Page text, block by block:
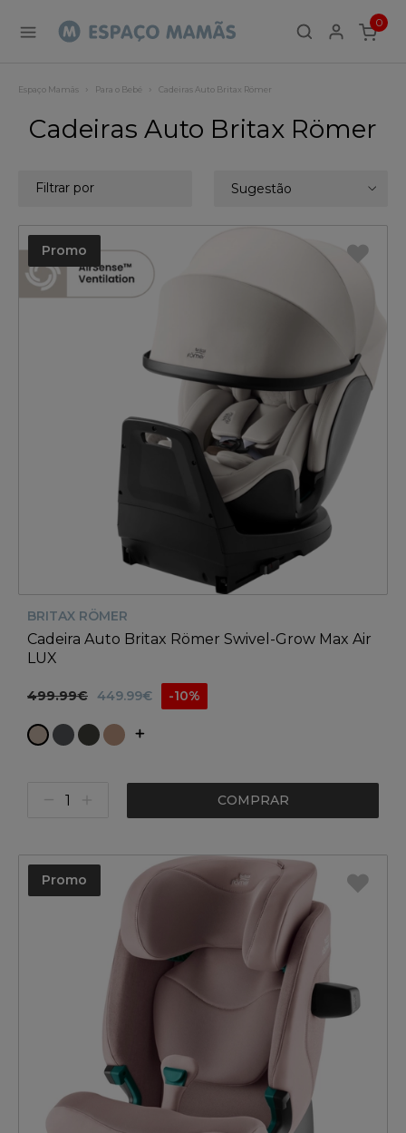
0
ITEMS
Espaço Mamãs Para o Bebé Cadeiras Auto Britax Römer
Cadeiras Auto Britax Römer
Sugestão
Filtrar por
Promo
BRITAX RÖMER
Cadeira Auto Britax Römer Swivel-Grow Max Air
LUX
499.99€ 449.99€ -10%
COMPRAR
Promo